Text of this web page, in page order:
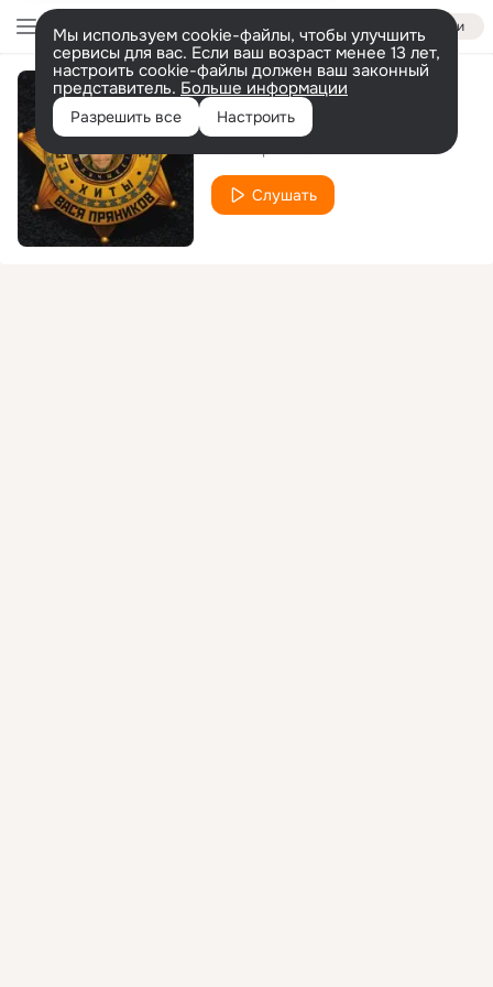
Войти
Мы используем cookie-файлы, чтобы улучшить
сервисы для вас. Если ваш возраст менее 13 лет,
настроить cookie-файлы должен ваш законный
представитель. Больше информации
Разрешить все Настроить
Глазки цвета пива
Слушать